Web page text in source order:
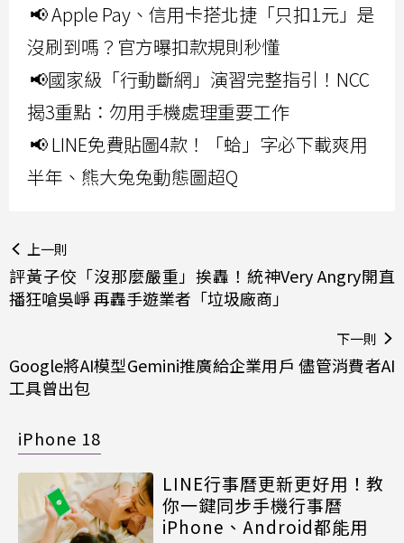
📢 Apple Pay、信用卡搭北捷「只扣1元」是
沒刷到嗎？官方曝扣款規則秒懂
📢國家級「行動斷網」演習完整指引！NCC
揭3重點：勿用手機處理重要工作
📢 LINE免費貼圖4款！「蛤」字必下載爽用
半年、熊大兔兔動態圖超Q
上一則
評黃子佼「沒那麼嚴重」挨轟！統神Very Angry開直
播狂嗆吳崢 再轟手遊業者「垃圾廠商」
下一則
Google將AI模型Gemini推廣給企業用戶 儘管消費者AI
工具曾出包
iPhone 18
LINE行事曆更新更好用！教
你一鍵同步手機行事曆
iPhone、Android都能用